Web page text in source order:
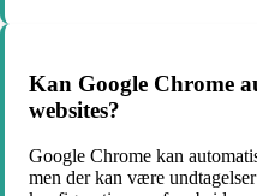
Kan Google Chrome
websites?
Google Chrome kan
men der kan være